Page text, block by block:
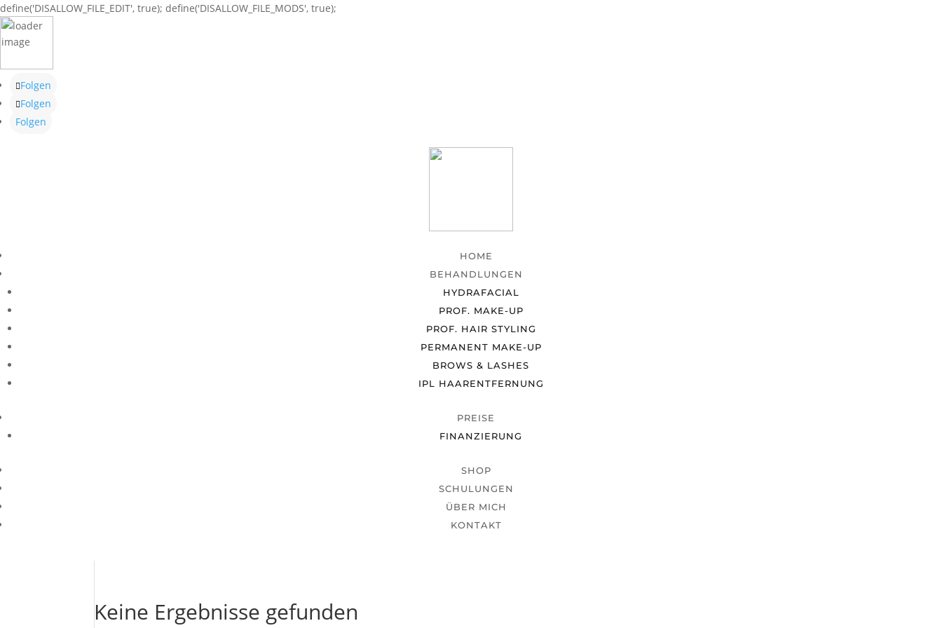
define('DISALLOW_FILE_EDIT', true); define('DISALLOW_FILE_MODS', true);
Folgen
Folgen
Folgen
HOME
BEHANDLUNGEN
HYDRAFACIAL
PROF. MAKE-UP
PROF. HAIR STYLING
PERMANENT MAKE-UP
BROWS & LASHES
IPL HAARENTFERNUNG
PREISE
FINANZIERUNG
SHOP
SCHULUNGEN
ÜBER MICH
KONTAKT
Keine Ergebnisse gefunden